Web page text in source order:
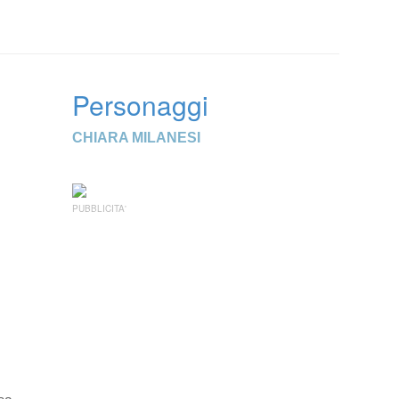
Personaggi
CHIARA MILANESI
PUBBLICITA'